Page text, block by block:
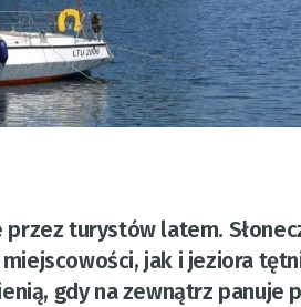
turystów latem.
jak i jeziora
gdy na zewnątrz panuje